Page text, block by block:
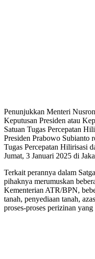
Penunjukkan Menteri
Keputusan Presiden atau
Satuan Tugas Percepatan
Presiden Prabowo Subianto
Tugas Percepatan Hilirisasi
Jumat, 3 Januari 2025 di
Terkait perannya dalam
pihaknya merumuskan
Kementerian ATR/BPN,
tanah, penyediaan tanah,
proses-proses perizinan